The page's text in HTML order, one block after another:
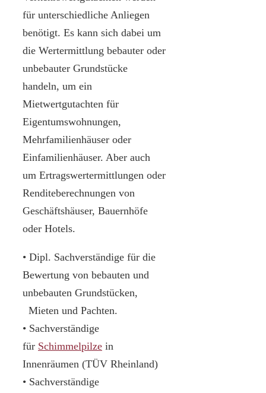
für unterschiedliche Anliegen
benötigt. Es kann sich dabei um
die Wertermittlung bebauter oder
unbebauter Grundstücke
handeln, um ein
Mietwertgutachten für
Eigentumswohnungen,
Mehrfamilienhäuser oder
Einfamilienhäuser. Aber auch
um Ertragswertermittlungen oder
Renditeberechnungen von
Geschäftshäuser, Bauernhöfe
oder Hotels.
• Dipl. Sachverständige für die
Bewertung von bebauten und
unbebauten Grundstücken,
Mieten und Pachten.
• Sachverständige
für Schimmelpilze in
Innenräumen (TÜV Rheinland)
• Sachverständige